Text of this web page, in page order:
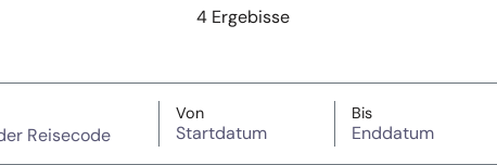
4 Ergebisse
VonStartdatum BisEnddatum